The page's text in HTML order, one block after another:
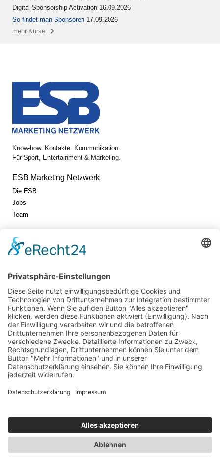
Digital Sponsorship Activation 16.09.2026
So findet man Sponsoren 17.09.2026
mehr Kurse
Know-how. Kontakte. Kommunikation.
Für Sport, Entertainment & Marketing.
ESB Marketing Netzwerk
Die ESB
Jobs
Team
Jetzt vernetzen!
Die ESB auf LinkedIn
Newsletter abonnieren
Events
360° ENTERTAINMENT
eps ARENA SUMMIT
FANCOMMERCE FORUM
MARKENFESTIVAL
Markenforum
SCHWEIZER MARKENKONGRESS
SPORT.FORUM.SCHWEIZ
SPORT.TOURISMUS.FORUM